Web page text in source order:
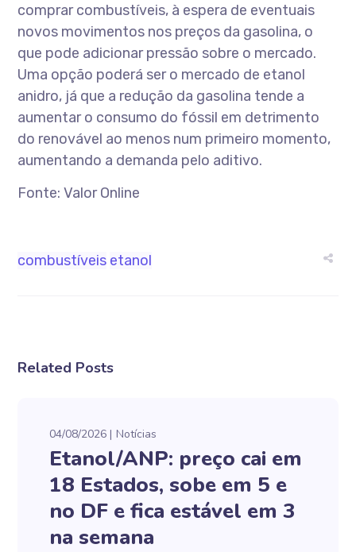
comprar combustíveis, à espera de eventuais
novos movimentos nos preços da gasolina, o
que pode adicionar pressão sobre o mercado.
Uma opção poderá ser o mercado de etanol
anidro, já que a redução da gasolina tende a
aumentar o consumo do fóssil em detrimento
do renovável ao menos num primeiro momento,
aumentando a demanda pelo aditivo.
Fonte: Valor Online
combustíveis etanol
Related Posts
04/08/2026 Notícias
Etanol/ANP: preço cai em
18 Estados, sobe em 5 e
no DF e fica estável em 3
na semana